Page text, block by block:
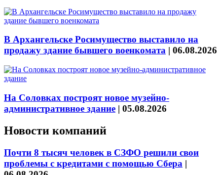
В Архангельске Росимущество выставило на
продажу здание бывшего военкомата | 06.08.2026
На Соловках построят новое музейно-
административное здание | 05.08.2026
Новости компаний
Почти 8 тысяч человек в СЗФО решили свои
проблемы с кредитами с помощью Сбера |